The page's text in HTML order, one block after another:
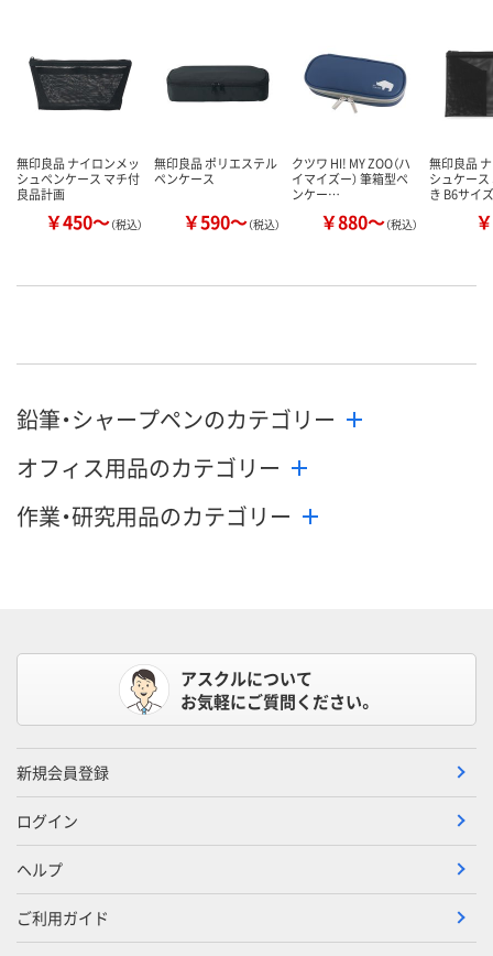
無印良品 ナイロンメッ
シュペンケース マチ付
良品計画
￥450～（税込）
無印良品 ポリエステル
ペンケース
￥590～（税込）
クツワ HI! MY ZOO（ハ
イマイズー） 筆箱型ペ
ンケー…
￥880～（税込）
無印良品
シュケー
き B6サイ
鉛筆・シャープペンのカテゴリー
オフィス用品のカテゴリー
作業・研究用品のカテゴリー
アスクルについて
お気軽にご質問ください。
新規会員登録
ログイン
ヘルプ
ご利用ガイド